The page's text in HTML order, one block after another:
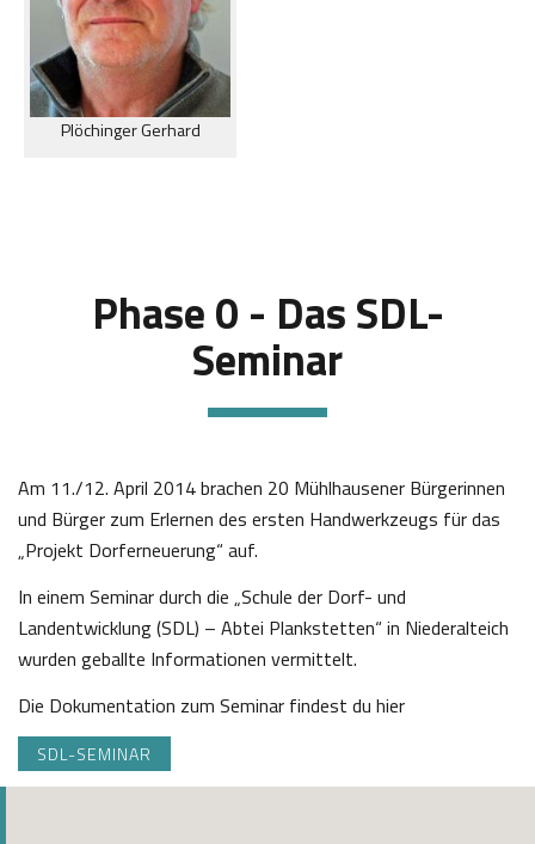
Plöchinger Gerhard
Phase 0 - Das SDL-
Seminar
Am 11./12. April 2014 brachen 20 Mühlhausener Bürgerinnen
und Bürger zum Erlernen des ersten Handwerkzeugs für das
„Projekt Dorferneuerung“ auf.
In einem Seminar durch die „Schule der Dorf- und
Landentwicklung (SDL) – Abtei Plankstetten“ in Niederalteich
wurden geballte Informationen vermittelt.
Die Dokumentation zum Seminar findest du hier
SDL-SEMINAR